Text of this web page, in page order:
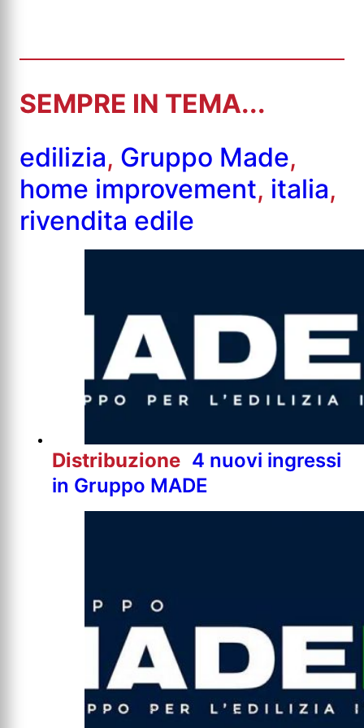
SEMPRE IN TEMA...
edilizia, Gruppo Made,
home improvement, italia,
rivendita edile
Distribuzione 4 nuovi ingressi
in Gruppo MADE